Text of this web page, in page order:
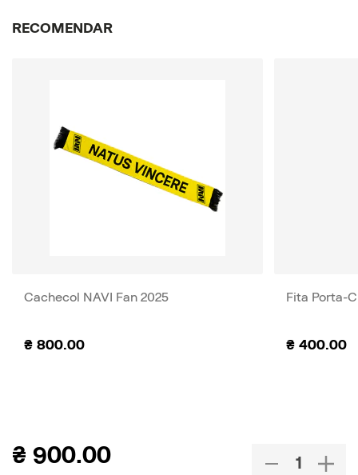
RECOMENDAR
Cachecol NAVI Fan 2025
₴ 800.00
Fita Porta-
₴ 400.00
₴ 900.00